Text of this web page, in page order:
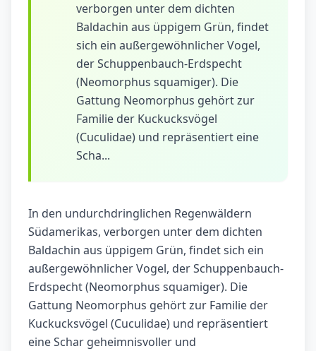
verborgen unter dem dichten
Baldachin aus üppigem Grün, findet
sich ein außergewöhnlicher Vogel,
der Schuppenbauch-Erdspecht
(Neomorphus squamiger). Die
Gattung Neomorphus gehört zur
Familie der Kuckucksvögel
(Cuculidae) und repräsentiert eine
Scha...
In den undurchdringlichen Regenwäldern
Südamerikas, verborgen unter dem dichten
Baldachin aus üppigem Grün, findet sich ein
außergewöhnlicher Vogel, der Schuppenbauch-
Erdspecht (Neomorphus squamiger). Die
Gattung Neomorphus gehört zur Familie der
Kuckucksvögel (Cuculidae) und repräsentiert
eine Schar geheimnisvoller und